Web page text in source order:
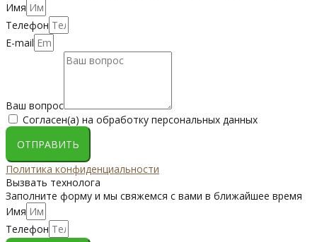
Имя
Телефон
E-mail
Ваш вопрос
Согласен(а) на обработку персональных данных
ОТПРАВИТЬ
Политика конфиденциальности
Вызвать технолога
Заполните форму и мы свяжемся с вами в ближайшее время
Имя
Телефон